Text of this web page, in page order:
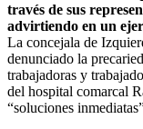
través de sus
advirtiendo en un
La concejala de
denunciado la
trabajadoras y
del hospital comarcal
“soluciones